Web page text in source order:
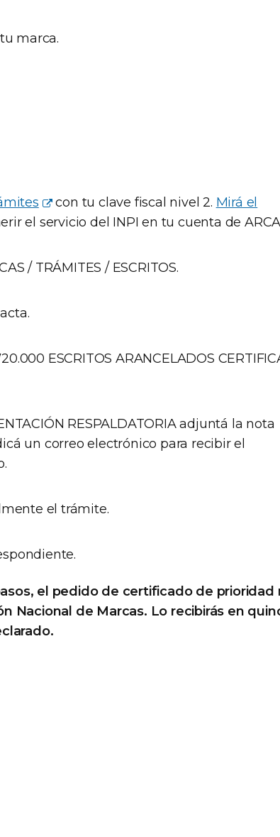
marca.
con tu clave fiscal nivel 2. Mirá el
el servicio del INPI en tu cuenta de
/ TRÁMITES / ESCRITOS.
ESCRITOS ARANCELADOS
RESPALDATORIA adjuntá la nota
un correo electrónico para recibir el
el trámite.
el pedido de certificado de prioridad
Nacional de Marcas. Lo recibirás en